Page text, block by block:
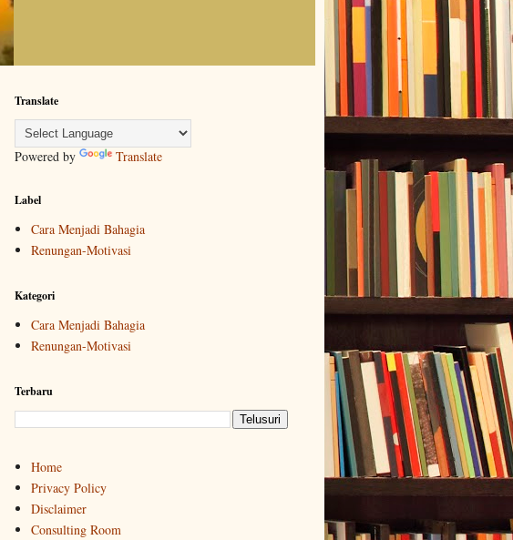
Translate
Powered by Translate
Label
Cara Menjadi Bahagia
Renungan-Motivasi
Kategori
Cara Menjadi Bahagia
Renungan-Motivasi
Terbaru
Home
Privacy Policy
Disclaimer
Consulting Room